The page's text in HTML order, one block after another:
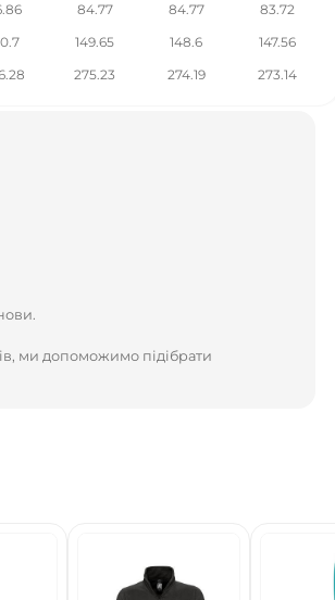
84.77 84.77
83.72
149.65 148.6
147.56
275.23 274.19 273.14
ми допоможимо підібрати